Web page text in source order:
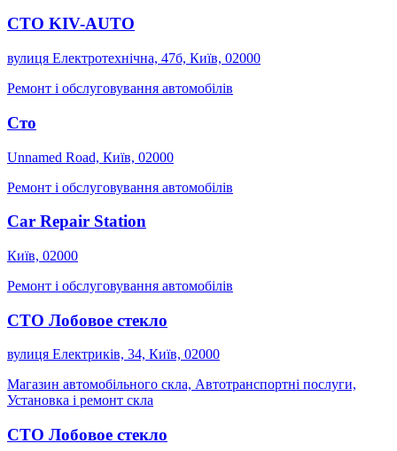
СТО KIV-AUTO
вулиця Електротехнічна, 47б, Київ, 02000
Ремонт і обслуговування автомобілів
Сто
Unnamed Road, Київ, 02000
Ремонт і обслуговування автомобілів
Car Repair Station
Київ, 02000
Ремонт і обслуговування автомобілів
СТО Лобовое стекло
вулиця Електриків, 34, Київ, 02000
Магазин автомобільного скла, Автотранспортні послуги,
Установка і ремонт скла
СТО Лобовое стекло